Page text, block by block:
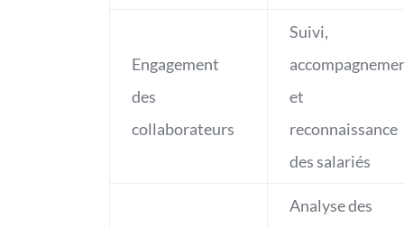
Engagement
des
collaborateurs
Suivi,
et
reconnaissance
des salariés
Analyse des